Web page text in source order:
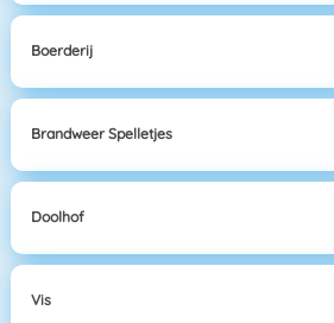
Boerderij
Brandweer Spelletjes
Doolhof
Vis